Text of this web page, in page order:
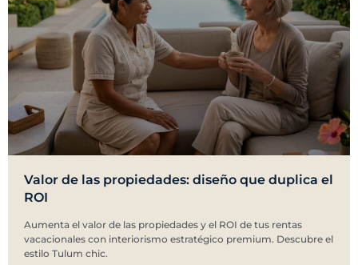
Valor de las propiedades: diseño que duplica el
ROI
Aumenta el valor de las propiedades y el ROI de tus rentas
vacacionales con interiorismo estratégico premium. Descubre el
estilo Tulum chic.